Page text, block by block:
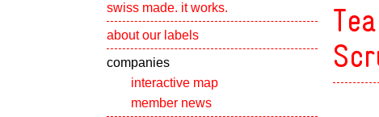
swiss made. it works.
about our labels
Show subpages
companies Show subpages
interactive map
member news